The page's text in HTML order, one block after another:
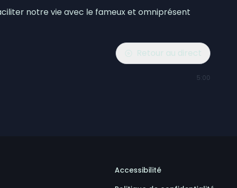
notre vie avec le fameux et omniprésent
Retour au direct
5:00
Accessibilité